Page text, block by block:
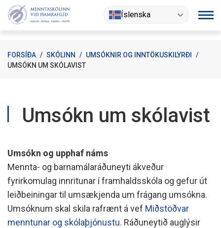
Fara
Íslenska
FORSÍÐA / SKÓLINN / UMSÓKNIR OG INNTÖKUSKILYRÐI
/
UMSÓKN UM SKÓLAVIST
Umsókn um skólavist
Umsókn og upphaf náms
Mennta- og barnamálaráðuneyti ákveður
fyrirkomulag innritunar í framhaldsskóla og gefur út
leiðbeiningar til umsækjenda um frágang umsókna.
Umsóknum skal skila rafrænt á vef Miðstöðvar
menntunar og skólaþjónustu. Ráðuneytið auglýsir